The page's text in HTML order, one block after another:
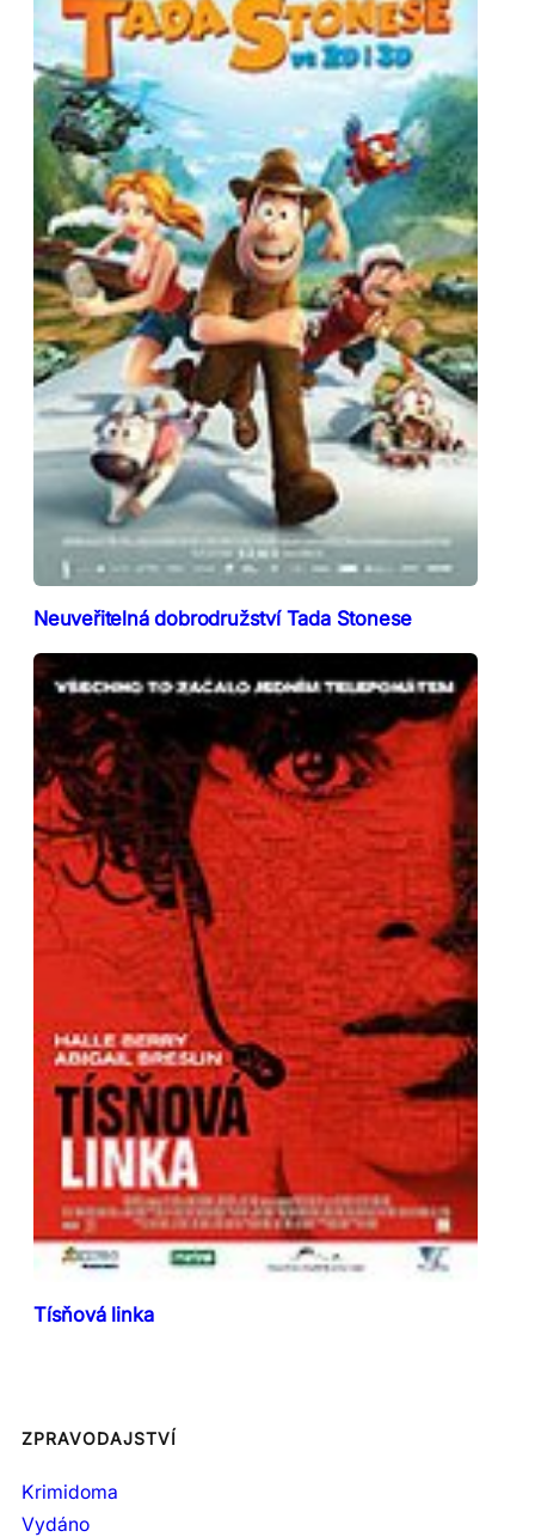
Neuveřitelná dobrodružství Tada Stonese
Tísňová linka
ZPRAVODAJSTVÍ
Krimidoma
Vydáno